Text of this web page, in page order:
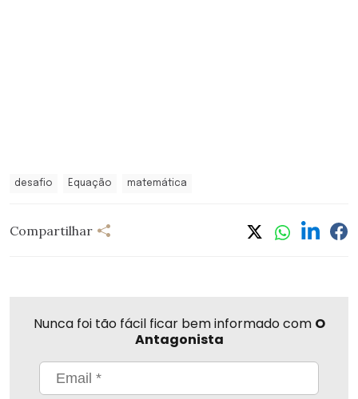
desafio Equação matemática
Compartilhar
Nunca foi tão fácil ficar bem informado com O
Antagonista